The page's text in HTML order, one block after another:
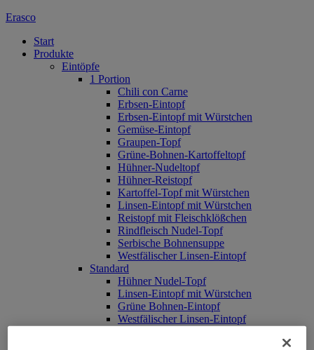
Erasco
Start
Produkte
Eintöpfe
1 Portion
Chili con Carne
Erbsen-Eintopf
Erbsen-Eintopf mit Würstchen
Gemüse-Eintopf
Graupen-Topf
Grüne-Bohnen-Kartoffeltopf
Hühner-Nudeltopf
Hühner-Reistopf
Kartoffel-Topf mit Würstchen
Linsen-Eintopf mit Würstchen
Reistopf mit Fleischklößchen
Rindfleisch Nudel-Topf
Serbische Bohnensuppe
Westfälischer Linsen-Eintopf
Standard
Hühner Nudel-Topf
Linsen-Eintopf mit Würstchen
Grüne Bohnen-Eintopf
Westfälischer Linsen-Eintopf